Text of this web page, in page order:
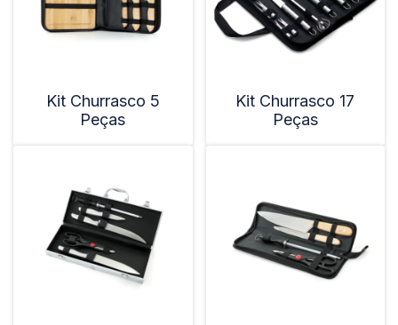
Kit Churrasco 5
Peças
Kit Churrasco 17
Peças